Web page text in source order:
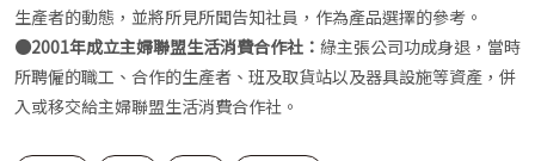
生產者的動態，並將所見所聞告知社員，作為產品選擇的參考。
●2001年成立主婦聯盟生活消費合作社： 綠主張公司功成身退，當時
所聘僱的職工、合作的生產者、班及取貨站以及器具設施等資產，併
入或移交給主婦聯盟生活消費合作社。